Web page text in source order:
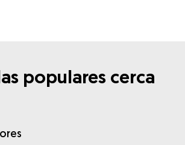
populares cerca